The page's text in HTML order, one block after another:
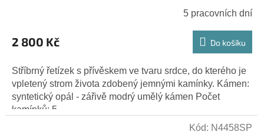
5 pracovních dní
2 800 Kč Do košíku
Stříbrný řetízek s přívěskem ve tvaru srdce, do kterého je
vpletený strom života zdobený jemnými kamínky. Kámen:
syntetický opál - zářivě modrý umělý kámen Počet
kamínků: 5...
Kód: N4458SP